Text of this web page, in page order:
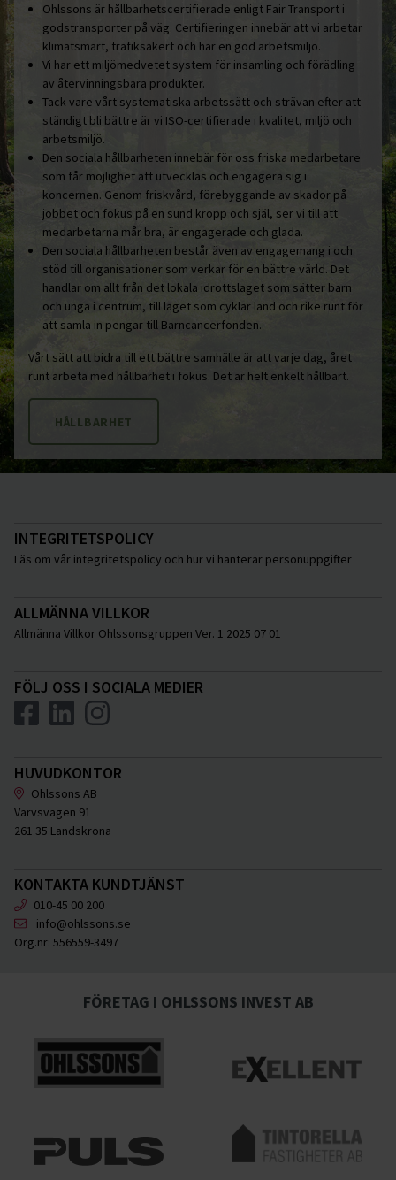
Ohlssons är hållbarhetscertifierade enligt Fair Transport i
godstransporter på väg. Certifieringen innebär att vi arbetar
klimatsmart, trafiksäkert och har en god arbetsmiljö.
Vi har ett miljömedvetet system för insamling och förädling
av återvinningsbara produkter.
Tack vare vårt systematiska arbetssätt och strävan efter att
ständigt bli bättre är vi ISO-certifierade i kvalitet, miljö och
arbetsmiljö.
Den sociala hållbarheten innebär för oss friska medarbetare
som får möjlighet att utvecklas och engagera sig i
koncernen. Genom friskvård, förebyggande av skador på
jobbet och fokus på en sund kropp och själ, ser vi till att
medarbetarna mår bra, är engagerade och glada.
Den sociala hållbarheten består även av engagemang i och
stöd till organisationer som verkar för en bättre värld. Det
handlar om allt från det lokala idrottslaget som sätter barn
och unga i centrum, till laget som cyklar land och rike runt för
att samla in pengar till Barncancerfonden.
Vårt sätt att bidra till ett bättre samhälle är att varje dag, året
runt arbeta med hållbarhet i fokus. Det är helt enkelt hållbart.
HÅLLBARHET
INTEGRITETSPOLICY
Läs om vår integritetspolicy och hur vi hanterar personuppgifter
ALLMÄNNA VILLKOR
Allmänna Villkor Ohlssonsgruppen Ver. 1 2025 07 01
FÖLJ OSS I SOCIALA MEDIER
HUVUDKONTOR
Ohlssons AB
Varvsvägen 91
261 35 Landskrona
KONTAKTA KUNDTJÄNST
010-45 00 200
info@ohlssons.se
Org.nr: 556559-3497
FÖRETAG I OHLSSONS INVEST AB